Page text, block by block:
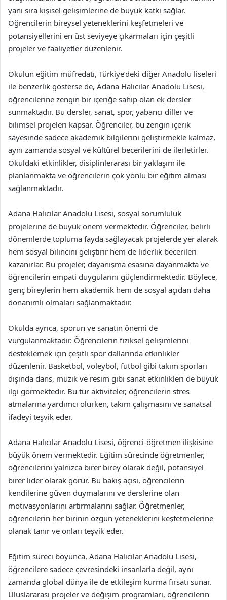
yanı sıra kişisel gelişimlerine de büyük katkı sağlar.
Öğrencilerin bireysel yeteneklerini keşfetmeleri ve
potansiyellerini en üst seviyeye çıkarmaları için çeşitli
projeler ve faaliyetler düzenlenir.
Okulun eğitim müfredatı, Türkiye’deki diğer Anadolu liseleri
ile benzerlik gösterse de, Adana Halıcılar Anadolu Lisesi,
öğrencilerine zengin bir içeriğe sahip olan ek dersler
sunmaktadır. Bu dersler, sanat, spor, yabancı diller ve
bilimsel projeleri kapsar. Öğrenciler, bu zengin içerik
sayesinde sadece akademik bilgilerini geliştirmekle kalmaz,
aynı zamanda sosyal ve kültürel becerilerini de ilerletirler.
Okuldaki etkinlikler, disiplinlerarası bir yaklaşım ile
planlanmakta ve öğrencilerin çok yönlü bir eğitim alması
sağlanmaktadır.
Adana Halıcılar Anadolu Lisesi, sosyal sorumluluk
projelerine de büyük önem vermektedir. Öğrenciler, belirli
dönemlerde topluma fayda sağlayacak projelerde yer alarak
hem sosyal bilincini geliştirir hem de liderlik becerileri
kazanırlar. Bu projeler, dayanışma esasına dayanmakta ve
öğrencilerin empati duygularını güçlendirmektedir. Böylece,
genç bireylerin hem akademik hem de sosyal açıdan daha
donanımlı olmaları sağlanmaktadır.
Okulda ayrıca, sporun ve sanatın önemi de
vurgulanmaktadır. Öğrencilerin fiziksel gelişimlerini
desteklemek için çeşitli spor dallarında etkinlikler
düzenlenir. Basketbol, voleybol, futbol gibi takım sporları
dışında dans, müzik ve resim gibi sanat etkinlikleri de büyük
ilgi görmektedir. Bu tür aktiviteler, öğrencilerin stres
atmalarına yardımcı olurken, takım çalışmasını ve sanatsal
ifadeyi teşvik eder.
Adana Halıcılar Anadolu Lisesi, öğrenci-öğretmen ilişkisine
büyük önem vermektedir. Eğitim sürecinde öğretmenler,
öğrencilerini yalnızca birer birey olarak değil, potansiyel
birer lider olarak görür. Bu bakış açısı, öğrencilerin
kendilerine güven duymalarını ve derslerine olan
motivasyonlarını artırmalarını sağlar. Öğretmenler,
öğrencilerin her birinin özgün yeteneklerini keşfetmelerine
olanak tanır ve onları teşvik eder.
Eğitim süreci boyunca, Adana Halıcılar Anadolu Lisesi,
öğrencilere sadece çevresindeki insanlarla değil, aynı
zamanda global dünya ile de etkileşim kurma fırsatı sunar.
Uluslararası projeler ve değişim programları, öğrencilerin